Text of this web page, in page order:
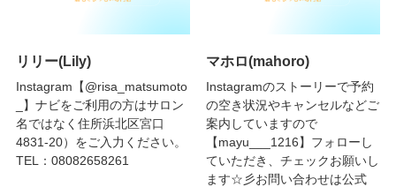
リリー(Lily)
Instagram【@risa_matsumoto
_】ナビをご利用の方はサロン
名ではなく住所浜北区宮口
4831-20）をご入力ください。
TEL：08082658261
マホロ(mahoro)
Instagramのストーリーで予約
の空き状況やキャンセルなどご
案内していますので
【mayu___1216】フォローし
ていただき、チェックお願いし
ます☆彡お問い合わせは公式